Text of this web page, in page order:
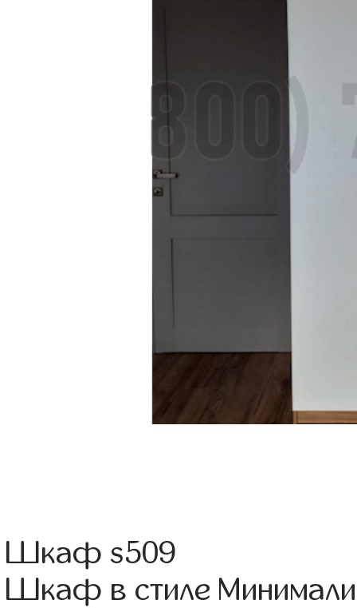
Шкаф s509
Шкаф в стиле